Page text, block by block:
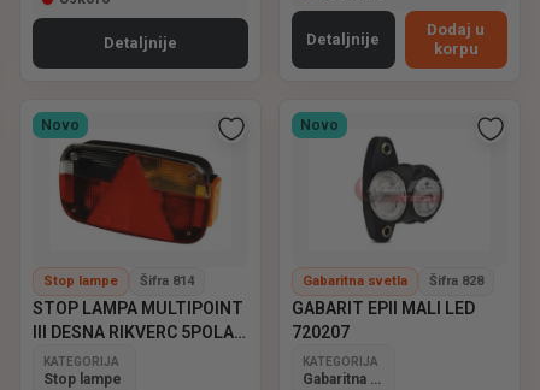
Detaljnije Detaljnije
Dodaj u
korpu
Novo
Stop lampe Šifra 814
STOP LAMPA MULTIPOINT
III DESNA RIKVERC 5POLA
ASPOCK
KATEGORIJA
Stop lampe
Novo
Gabaritna svetla Šifra 828
GABARIT EPII MALI LED
720207
KATEGORIJA
Gabaritna svetla